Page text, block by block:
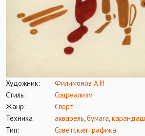
Художник:
Филимонов А.И
Стиль:
Соцреализм
Жанр:
Спорт
Техника:
акварель бумага карандаш
Тип:
Советская графика